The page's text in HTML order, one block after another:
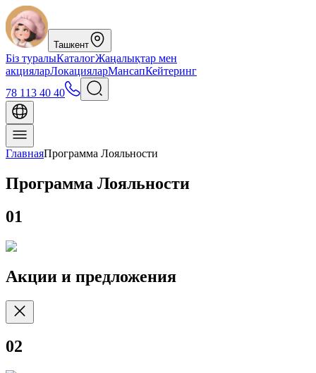
Ташкент
Біз туралыКаталогЖаңалықтар мен
акцияларЛокацияларМансапКейтеринг
78 113 40 40
ГлавнаяПрограмма Лояльности
Программа Лояльности
01
Акции и предложения
02